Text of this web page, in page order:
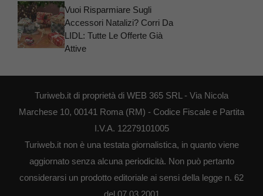
Vuoi Risparmiare Sugli
Accessori Natalizi? Corri Da
LIDL: Tutte Le Offerte Già
Attive
Turiweb.it di proprietà di WEB 365 SRL - Via Nicola
Marchese 10, 00141 Roma (RM) - Codice Fiscale e Partita
I.V.A. 12279101005
Turiweb.it non è una testata giornalistica, in quanto viene
aggiornato senza alcuna periodicità. Non può pertanto
considerarsi un prodotto editoriale ai sensi della legge n. 62
del 07.03.2001